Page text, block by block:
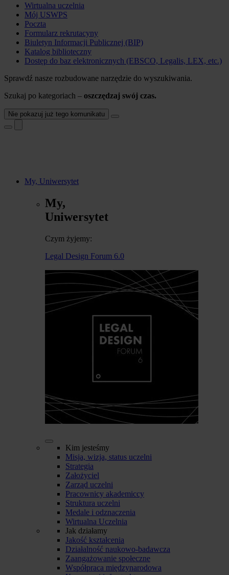
Wirtualna uczelnia
Mój USWPS
Poczta
Formularz rekrutacyny
Biuletyn Informacji Publicznej (BIP)
Katalog biblioteczny
Dostęp do baz elektronicznych (EBSCO, Legalis, LEX, etc.)
Sprawdź nasze rozbudowane narzędzie do wyszukiwania.
Szukaj po kategoriach – oszczędzaj swój czas.
Nie pokazuj już tego komunikatu
My, Uniwersytet
My,
Uniwersytet
Czym żyjemy:
Legal Design Forum 6.0
Kim jesteśmy
Misja, wizja, status uczelni
Strategia
Założyciel
Zarząd uczelni
Pracownicy akademiccy
Struktura uczelni
Medale i odznaczenia
Wirtualna Uczelnia
Jak działamy
Jakość kształcenia
Działalność naukowo-badawcza
Zaangażowanie społeczne
Współpraca międzynarodowa